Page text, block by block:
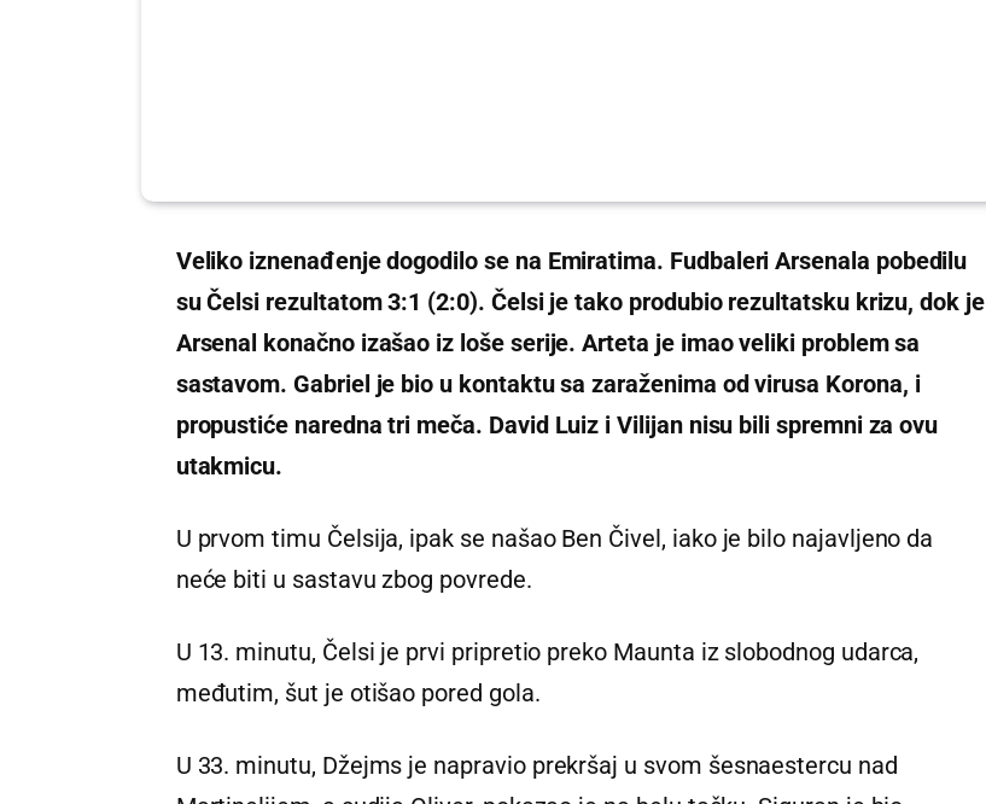
Veliko iznenađenje dogodilo se na Emiratima. Fudbaleri Arsenala pobedilu
su Čelsi rezultatom 3:1 (2:0). Čelsi je tako produbio rezultatsku krizu, dok je
Arsenal konačno izašao iz loše serije. Arteta je imao veliki problem sa
sastavom. Gabriel je bio u kontaktu sa zaraženima od virusa Korona, i
propustiće naredna tri meča. David Luiz i Vilijan nisu bili spremni za ovu
utakmicu.
U prvom timu Čelsija, ipak se našao Ben Čivel, iako je bilo najavljeno da
neće biti u sastavu zbog povrede.
U 13. minutu, Čelsi je prvi pripretio preko Maunta iz slobodnog udarca,
međutim, šut je otišao pored gola.
U 33. minutu, Džejms je napravio prekršaj u svom šesnaestercu nad